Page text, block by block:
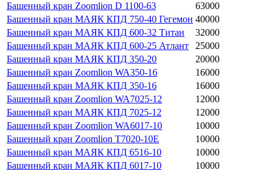
Башенный кран Zoomlion D 1100-63
63000
Башенный кран МАЯК КПД 750-40 Гегемон 40000
Башенный кран МАЯК КПД 600-32 Титан
32000
Башенный кран МАЯК КПД 600-25 Атлант
25000
Башенный кран МАЯК КПД 350-20
20000
Башенный кран Zoomlion WA350-16
16000
Башенный кран МАЯК КПД 350-16
16000
Башенный кран Zoomlion WA7025-12
12000
Башенный кран МАЯК КПД 7025-12
12000
Башенный кран Zoomlion WA6017-10
10000
Башенный кран Zoomlion T7020-10E
10000
Башенный кран МАЯК КПД 6516-10
10000
Башенный кран МАЯК КПД 6017-10
10000